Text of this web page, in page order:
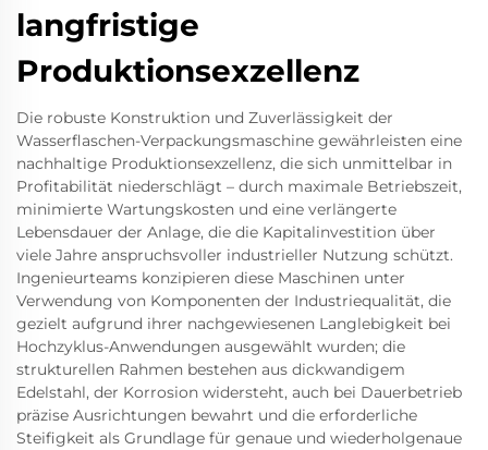
langfristige
Produktionsexzellenz
Die robuste Konstruktion und Zuverlässigkeit der
Wasserflaschen-Verpackungsmaschine gewährleisten eine
nachhaltige Produktionsexzellenz, die sich unmittelbar in
Profitabilität niederschlägt – durch maximale Betriebszeit,
minimierte Wartungskosten und eine verlängerte
Lebensdauer der Anlage, die die Kapitalinvestition über
viele Jahre anspruchsvoller industrieller Nutzung schützt.
Ingenieurteams konzipieren diese Maschinen unter
Verwendung von Komponenten der Industriequalität, die
gezielt aufgrund ihrer nachgewiesenen Langlebigkeit bei
Hochzyklus-Anwendungen ausgewählt wurden; die
strukturellen Rahmen bestehen aus dickwandigem
Edelstahl, der Korrosion widersteht, auch bei Dauerbetrieb
präzise Ausrichtungen bewahrt und die erforderliche
Steifigkeit als Grundlage für genaue und wiederholgenaue